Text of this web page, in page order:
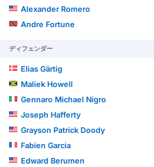
Alexander Romero
Andre Fortune
ディフェンダー
Elias Gärtig
Maliek Howell
Gennaro Michael Nigro
Joseph Hafferty
Grayson Patrick Doody
Fabien Garcia
Edward Berumen